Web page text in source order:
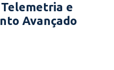
e
Avançado